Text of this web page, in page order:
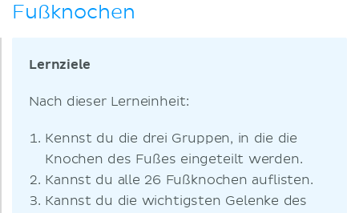
Fußknochen
Lernziele
Nach dieser Lerneinheit:
Kennst du die drei Gruppen, in die die
Knochen des Fußes eingeteilt werden.
Kannst du alle 26 Fußknochen auflisten.
Kannst du die wichtigsten Gelenke des